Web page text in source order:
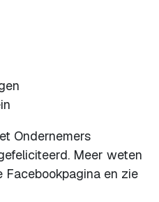
Ondernemers
Meer weten
Facebookpagina en zie